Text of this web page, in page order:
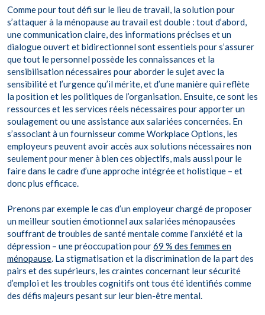
Comme pour tout défi sur le lieu de travail, la solution pour
s’attaquer à la ménopause au travail est double : tout d’abord,
une communication claire, des informations précises et un
dialogue ouvert et bidirectionnel sont essentiels pour s’assurer
que tout le personnel possède les connaissances et la
sensibilisation nécessaires pour aborder le sujet avec la
sensibilité et l’urgence qu’il mérite, et d’une manière qui reflète
la position et les politiques de l’organisation. Ensuite, ce sont les
ressources et les services réels nécessaires pour apporter un
soulagement ou une assistance aux salariées concernées. En
s’associant à un fournisseur comme Workplace Options, les
employeurs peuvent avoir accès aux solutions nécessaires non
seulement pour mener à bien ces objectifs, mais aussi pour le
faire dans le cadre d’une approche intégrée et holistique – et
donc plus efficace.
Prenons par exemple le cas d’un employeur chargé de proposer
un meilleur soutien émotionnel aux salariées ménopausées
souffrant de troubles de santé mentale comme l’anxiété et la
dépression – une préoccupation pour69 % des femmes en
ménopause. La stigmatisation et la discrimination de la part des
pairs et des supérieurs, les craintes concernant leur sécurité
d’emploi et les troubles cognitifs ont tous été identifiés comme
des défis majeurs pesant sur leur bien-être mental.